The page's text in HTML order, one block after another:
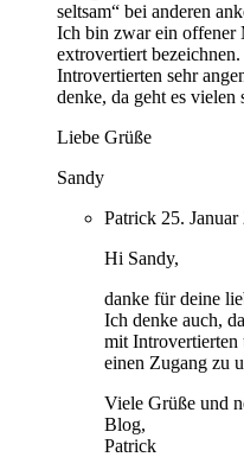
seltsam“ bei anderen
Ich bin zwar ein offener
extrovertiert
Introvertierten sehr
denke, da geht es vielen
Liebe Grüße
Sandy
Patrick 25. Januar
Hi Sandy,
danke für deine
Ich denke auch,
mit Introvertierten
einen Zugang zu
Viele Grüße und
Blog,
Patrick